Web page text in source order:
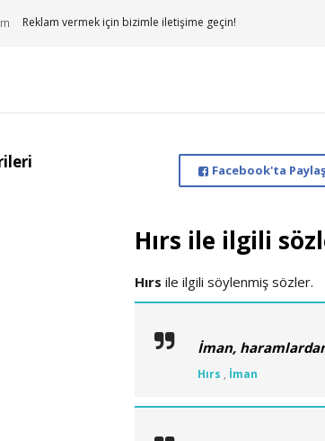
Reklam vermek için bizimle iletişime geçin!
Facebook'ta Paylaş
Hırs ile ilgili
Hırs ile ilgili söylenmiş sözler.
İman,
Hırs , İman